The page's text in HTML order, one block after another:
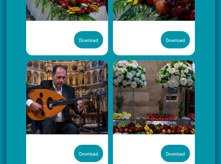
Download
Download
Download
Download